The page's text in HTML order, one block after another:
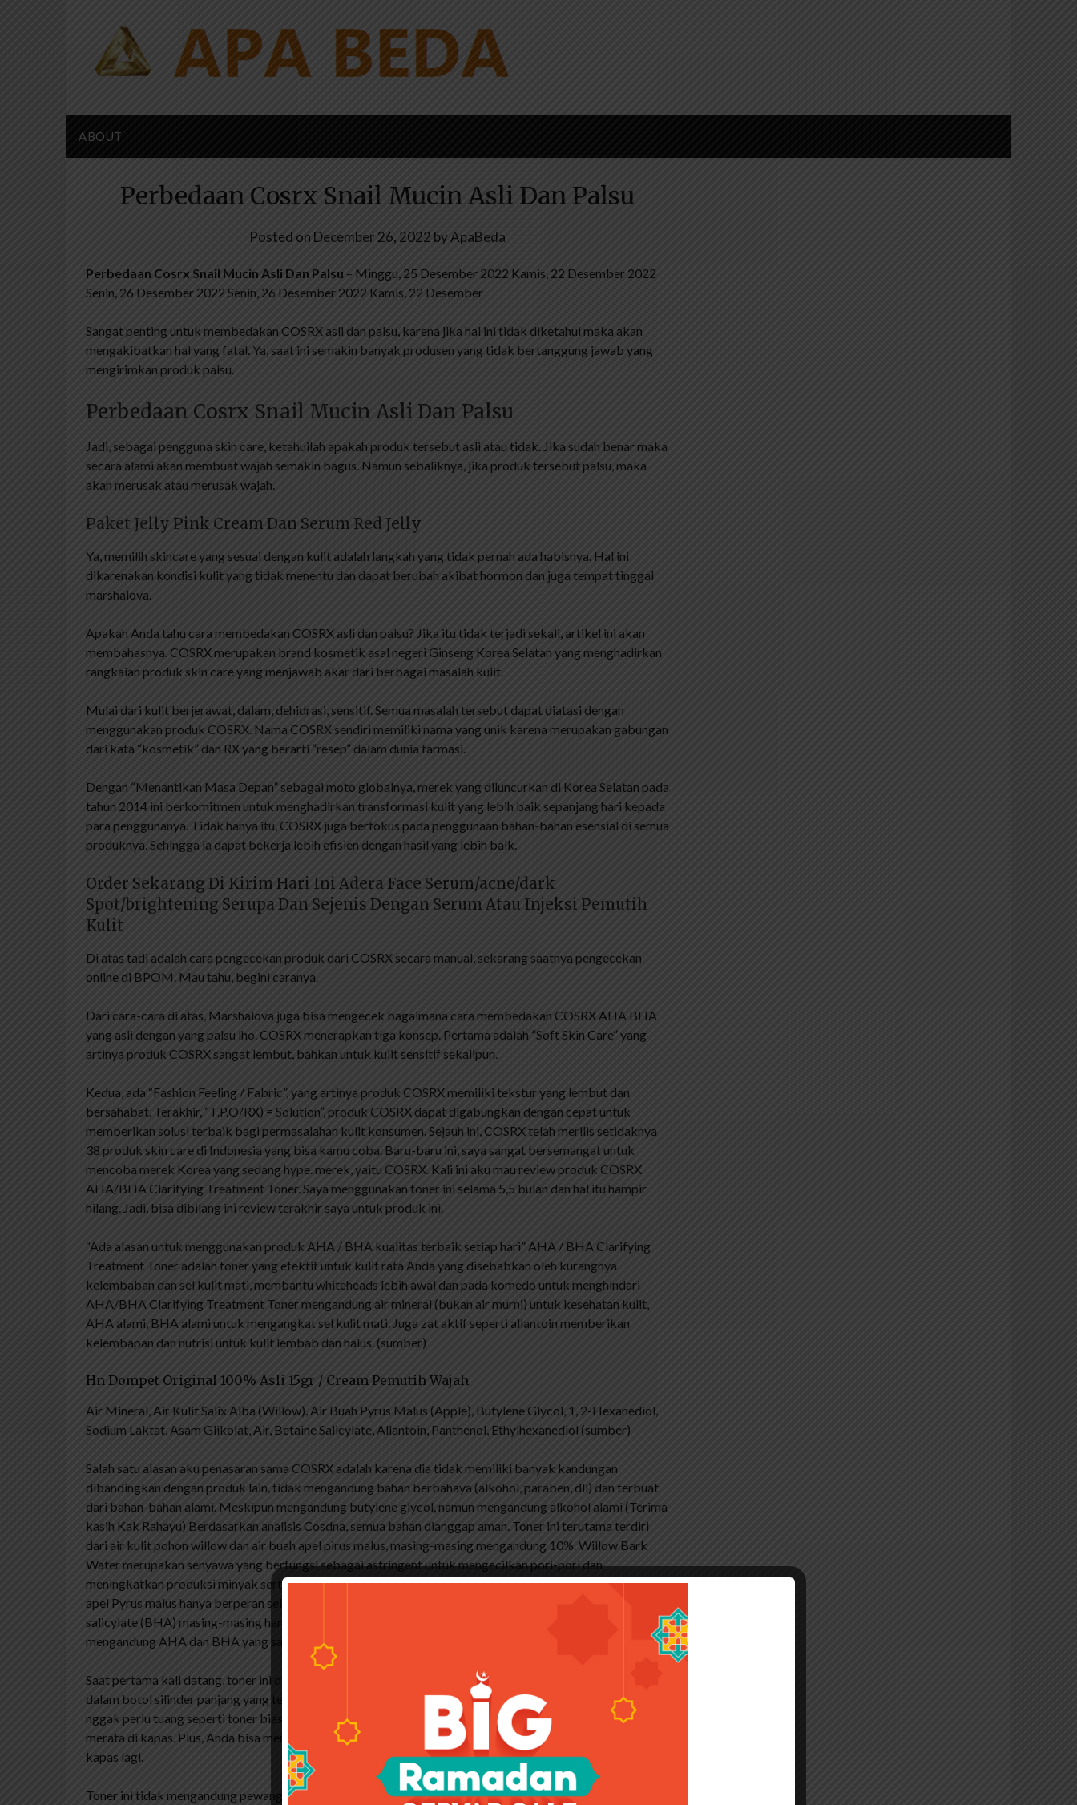
ABOUT
Perbedaan Cosrx Snail Mucin Asli Dan Palsu
Posted on December 26, 2022 byApaBeda
Perbedaan Cosrx Snail Mucin Asli Dan Palsu – Minggu, 25 Desember 2022 Kamis, 22 Desember 2022
Senin, 26 Desember 2022 Senin, 26 Desember 2022 Kamis, 22 Desember
Sangat penting untuk membedakan COSRX asli dan palsu, karena jika hal ini tidak diketahui maka akan
mengakibatkan hal yang fatal. Ya, saat ini semakin banyak produsen yang tidak bertanggung jawab yang
mengirimkan produk palsu.
Perbedaan Cosrx Snail Mucin Asli Dan Palsu
Jadi, sebagai pengguna skin care, ketahuilah apakah produk tersebut asli atau tidak. Jika sudah benar maka
secara alami akan membuat wajah semakin bagus. Namun sebaliknya, jika produk tersebut palsu, maka
akan merusak atau merusak wajah.
Paket Jelly Pink Cream Dan Serum Red Jelly
Ya, memilih skincare yang sesuai dengan kulit adalah langkah yang tidak pernah ada habisnya. Hal ini
dikarenakan kondisi kulit yang tidak menentu dan dapat berubah akibat hormon dan juga tempat tinggal
marshalova.
Apakah Anda tahu cara membedakan COSRX asli dan palsu? Jika itu tidak terjadi sekali, artikel ini akan
membahasnya. COSRX merupakan brand kosmetik asal negeri Ginseng Korea Selatan yang menghadirkan
rangkaian produk skin care yang menjawab akar dari berbagai masalah kulit.
Mulai dari kulit berjerawat, dalam, dehidrasi, sensitif. Semua masalah tersebut dapat diatasi dengan
menggunakan produk COSRX. Nama COSRX sendiri memiliki nama yang unik karena merupakan gabungan
dari kata “kosmetik” dan RX yang berarti “resep” dalam dunia farmasi.
Dengan “Menantikan Masa Depan” sebagai moto globalnya, merek yang diluncurkan di Korea Selatan pada
tahun 2014 ini berkomitmen untuk menghadirkan transformasi kulit yang lebih baik sepanjang hari kepada
para penggunanya. Tidak hanya itu, COSRX juga berfokus pada penggunaan bahan-bahan esensial di semua
produknya. Sehingga ia dapat bekerja lebih efisien dengan hasil yang lebih baik.
Order Sekarang Di Kirim Hari Ini Adera Face Serum/acne/dark
Spot/brightening Serupa Dan Sejenis Dengan Serum Atau Injeksi Pemutih
Kulit
Di atas tadi adalah cara pengecekan produk dari COSRX secara manual, sekarang saatnya pengecekan
online di BPOM. Mau tahu, begini caranya.
Dari cara-cara di atas, Marshalova juga bisa mengecek bagaimana cara membedakan COSRX AHA BHA
yang asli dengan yang palsu lho. COSRX menerapkan tiga konsep. Pertama adalah “Soft Skin Care” yang
artinya produk COSRX sangat lembut, bahkan untuk kulit sensitif sekalipun.
Kedua, ada “Fashion Feeling / Fabric”, yang artinya produk COSRX memiliki tekstur yang lembut dan
bersahabat. Terakhir, “T.P.O/RX) = Solution”, produk COSRX dapat digabungkan dengan cepat untuk
memberikan solusi terbaik bagi permasalahan kulit konsumen. Sejauh ini, COSRX telah merilis setidaknya
38 produk skin care di Indonesia yang bisa kamu coba. Baru-baru ini, saya sangat bersemangat untuk
mencoba merek Korea yang sedang hype. merek, yaitu COSRX. Kali ini aku mau review produk COSRX
AHA/BHA Clarifying Treatment Toner. Saya menggunakan toner ini selama 5,5 bulan dan hal itu hampir
hilang. Jadi, bisa dibilang ini review terakhir saya untuk produk ini.
“Ada alasan untuk menggunakan produk AHA / BHA kualitas terbaik setiap hari” AHA ​​/ BHA Clarifying
Treatment Toner adalah toner yang efektif untuk kulit rata Anda yang disebabkan oleh kurangnya
kelembaban dan sel kulit mati, membantu whiteheads lebih awal dan pada komedo untuk menghindari
AHA/BHA Clarifying Treatment Toner mengandung air mineral (bukan air murni) untuk kesehatan kulit,
AHA alami, BHA alami untuk mengangkat sel kulit mati. Juga zat aktif seperti allantoin memberikan
kelembapan dan nutrisi untuk kulit lembab dan halus. (sumber)
Hn Dompet Original 100% Asli 15gr / Cream Pemutih Wajah
Air Mineral, Air Kulit Salix Alba (Willow), Air Buah Pyrus Malus (Apple), Butylene Glycol, 1, 2-Hexanediol,
Sodium Laktat, Asam Glikolat, Air, Betaine Salicylate, Allantoin, Panthenol, Ethylhexanediol (sumber)
Salah satu alasan aku penasaran sama COSRX adalah karena dia tidak memiliki banyak kandungan
dibandingkan dengan produk lain, tidak mengandung bahan berbahaya (alkohol, paraben, dll) dan terbuat
dari bahan-bahan alami. Meskipun mengandung butylene glycol, namun mengandung alkohol alami (Terima
kasih Kak Rahayu) Berdasarkan analisis Cosdna, semua bahan dianggap aman. Toner ini terutama terdiri
dari air kulit pohon willow dan air buah apel pirus malus, masing-masing mengandung 10%. Willow Bark
Water merupakan senyawa yang berfungsi sebagai astringent untuk mengecilkan pori-pori dan
meningkatkan produksi minyak serta anti inflamasi yang dapat menenangkan jerawat. Sedangkan air buah
apel Pyrus malus hanya berperan sebagai pewangi alami. Nah, kandungan glycolic acid (AHA) dan betaine
salicylate (BHA) masing-masing hanya 0,1%. Jadi, toner ini tidak bisa disebut peeling toner karena
mengandung AHA dan BHA yang sangat rendah. Namun, toner ini aman digunakan setiap hari.
Saat pertama kali datang, toner ini dikemas dalam kotak karton berwarna putih, dan toner ini dikemas
dalam botol silinder panjang yang terbuat dari plastik tebal. Aku suka spraynya karena kalau pakai kapas
nggak perlu tuang seperti toner biasa, tapi cukup disemprotkan ke kapas supaya kandungan tonernya
merata di kapas. Plus, Anda bisa menyemprotkannya langsung ke wajah jika tidak ingin menggunakan
kapas lagi.
Toner ini tidak mengandung pewangi buatan, melainkan menggunakan sari apel sebagai pewangi. Tapi